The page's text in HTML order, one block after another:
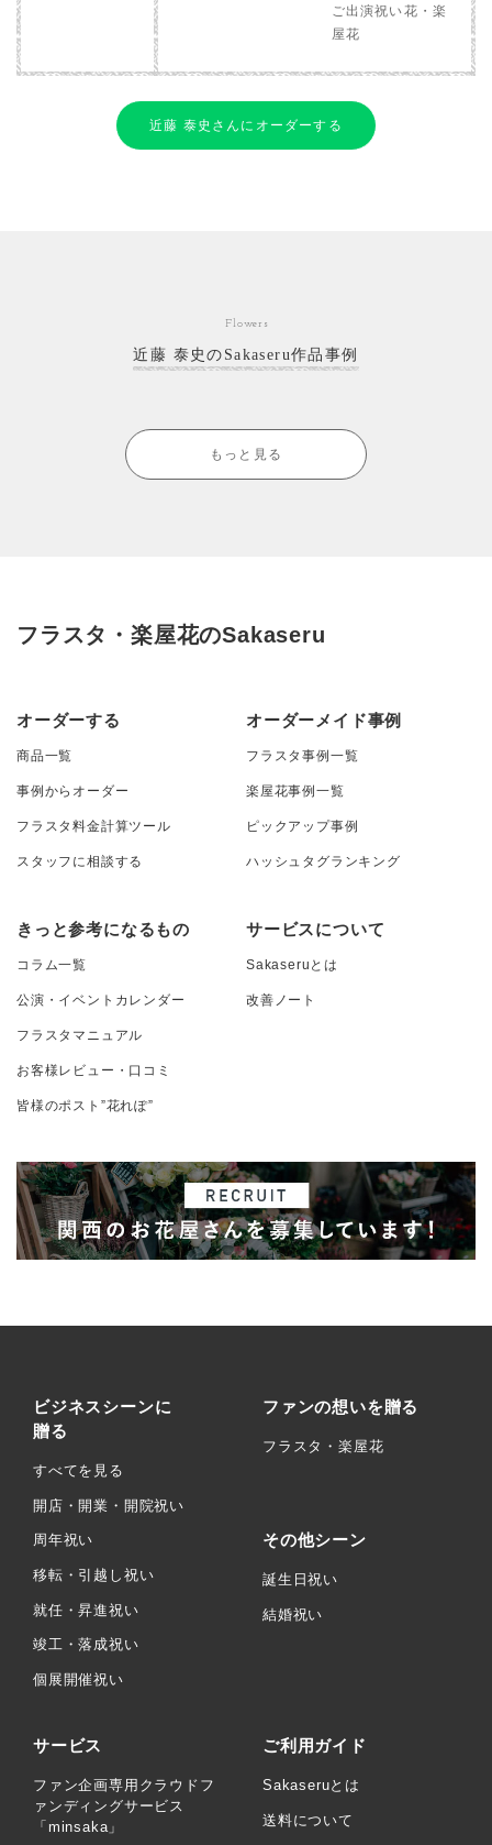
ご出演祝い花・楽
屋花
近藤 泰史さんにオーダーする
Flowers
近藤 泰史のSakaseru作品事例
もっと見る
フラスタ・楽屋花のSakaseru
オーダーする
商品一覧
事例からオーダー
フラスタ料金計算ツール
スタッフに相談する
オーダーメイド事例
フラスタ事例一覧
楽屋花事例一覧
ピックアップ事例
ハッシュタグランキング
きっと参考になるもの
コラム一覧
公演・イベントカレンダー
フラスタマニュアル
お客様レビュー・口コミ
皆様のポスト”花れぽ”
サービスについて
Sakaseruとは
改善ノート
ビジネスシーンに
贈る
すべてを見る
開店・開業・開院祝い
周年祝い
移転・引越し祝い
就任・昇進祝い
竣工・落成祝い
個展開催祝い
ファンの想いを贈る
フラスタ・楽屋花
その他シーン
誕生日祝い
結婚祝い
サービス
ファン企画専用クラウドフ
ァンディングサービス
「minsaka」
ご利用ガイド
Sakaseruとは
送料について